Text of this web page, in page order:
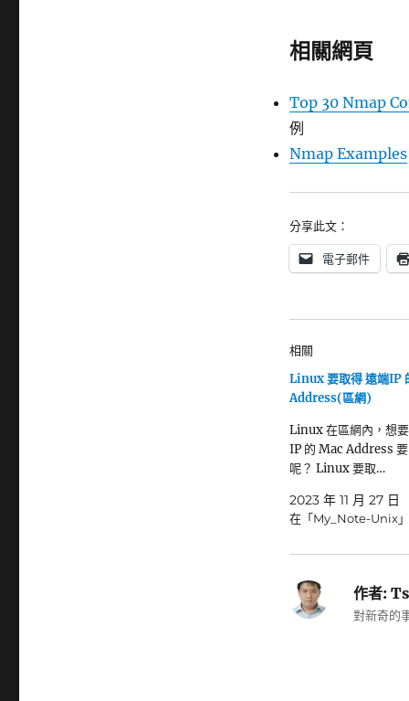
相關網頁
Top 30 Nmap
例
Nmap Examples
分享此文：
電子郵件
相關
Linux 要取得 遠端IP
Address(區網)
Linux 在區網內，想
IP 的 Mac Address
呢？ Linux 要取…
2023 年 11 月 27 日
在「My_Note-Unix
作者:
對新奇的